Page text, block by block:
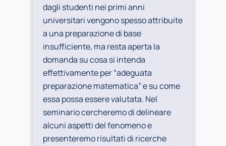
dagli studenti nei primi anni
universitari vengono spesso attribuite
a una preparazione di base
insufficiente, ma resta aperta la
domanda su cosa si intenda
effettivamente per “adeguata
preparazione matematica” e su come
essa possa essere valutata. Nel
seminario cercheremo di delineare
alcuni aspetti del fenomeno e
presenteremo risultati di ricerche